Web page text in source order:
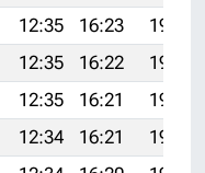
12:35 16:23
19:28
12:35 16:22
19:27
12:35 16:21
19:25
12:34 16:21
19:24